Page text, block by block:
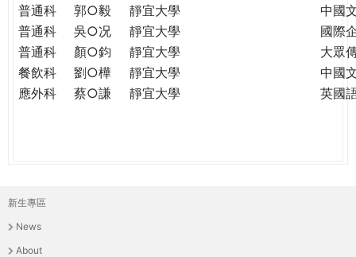
普通科
郭○毅 靜宜大學
中國
普通科
吳○况 靜宜大學
國際
普通科
顏○鈞 靜宜大學
大眾
餐飲科
劉○樺 靜宜大學
中國
應外科
蔡○謙 靜宜大學 英國
主
選
新生專區
News
About